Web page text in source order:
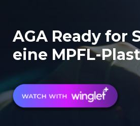
AGA Ready for
eine MPFL-